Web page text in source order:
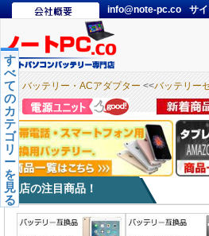
info@note-pc.co サ
バッテリー・ACアダプター <<バッテリー
す
べ
て
の
カ
テ
ゴ
リ
ー
を
見
る
本店の注目商品！